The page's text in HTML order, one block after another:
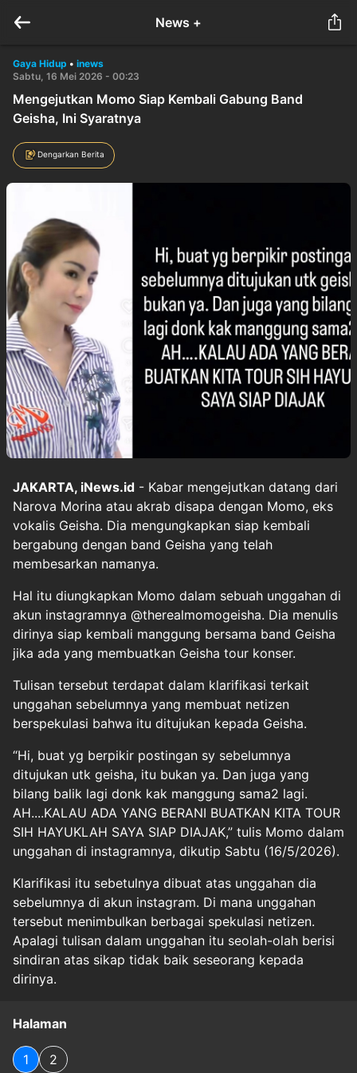
News +
Gaya Hidup • inews
Sabtu, 16 Mei 2026 - 00:23
Mengejutkan Momo Siap Kembali Gabung Band
Geisha, Ini Syaratnya
Dengarkan Berita
JAKARTA, iNews.id - Kabar mengejutkan datang dari
Narova Morina atau akrab disapa dengan Momo, eks
vokalis Geisha. Dia mengungkapkan siap kembali
bergabung dengan band Geisha yang telah
membesarkan namanya.
Hal itu diungkapkan Momo dalam sebuah unggahan di
akun instagramnya @therealmomogeisha. Dia menulis
dirinya siap kembali manggung bersama band Geisha
jika ada yang membuatkan Geisha tour konser.
Tulisan tersebut terdapat dalam klarifikasi terkait
unggahan sebelumnya yang membuat netizen
berspekulasi bahwa itu ditujukan kepada Geisha.
“Hi, buat yg berpikir postingan sy sebelumnya
ditujukan utk geisha, itu bukan ya. Dan juga yang
bilang balik lagi donk kak manggung sama2 lagi.
AH....KALAU ADA YANG BERANI BUATKAN KITA TOUR
SIH HAYUKLAH SAYA SIAP DIAJAK,” tulis Momo dalam
unggahan di instagramnya, dikutip Sabtu (16/5/2026).
Klarifikasi itu sebetulnya dibuat atas unggahan dia
sebelumnya di akun instagram. Di mana unggahan
tersebut menimbulkan berbagai spekulasi netizen.
Apalagi tulisan dalam unggahan itu seolah-olah berisi
sindiran atas sikap tidak baik seseorang kepada
dirinya.
Halaman
1 2